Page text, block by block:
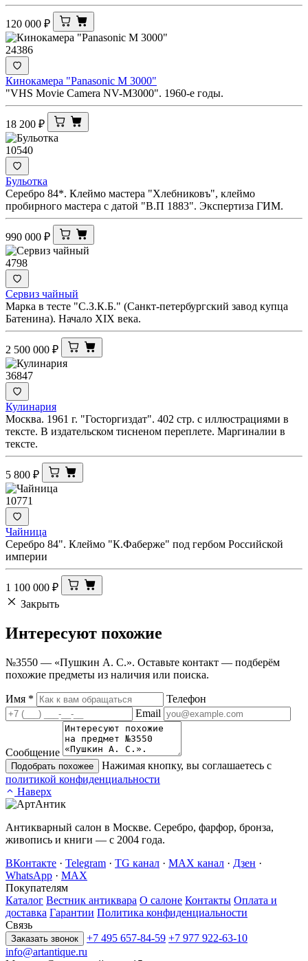
120 000 ₽
24386
Кинокамера "Panasonic M 3000"
"VHS Movie Camera NV-M3000". 1960-е годы.
18 200 ₽
10540
Бульотка
Серебро 84*. Клеймо мастера "Хлебниковъ", клеймо
пробирного мастера с датой "В.П 1883". Экспертиза ГИМ.
990 000 ₽
4798
Сервиз чайный
Марка в тесте "С.З.К.Б." (Санкт-петербургский завод купца
Батенина). Начало XIX века.
2 500 000 ₽
36847
Кулинария
Москва. 1961 г. "Госторгиздат". 402 стр. с иллюстрациями в
тексте. В издательском тисненом переплете. Маргиналии в
тексте.
5 800 ₽
10771
Чайница
Серебро 84". Клеймо "К.Фаберже" под гербом Российской
империи
1 100 000 ₽
Закрыть
Интересуют похожие
№3550 — «Пушкин А. С.». Оставьте контакт — подберём
похожие предметы из наличия или поиска.
Имя *
Телефон
Email
Сообщение
Подобрать похожее
Нажимая кнопку, вы соглашаетесь с
политикой конфиденциальности
Наверх
Антикварный салон в Москве. Серебро, фарфор, бронза,
живопись и книги — с 2004 года.
ВКонтакте · Telegram · TG канал · MAX канал · Дзен ·
WhatsApp · MAX
Покупателям
Каталог Вестник антиквара О салоне Контакты Оплата и
доставка Гарантии Политика конфиденциальности
Связь
Заказать звонок +7 495 657-84-59 +7 977 922-63-10
info@artantique.ru